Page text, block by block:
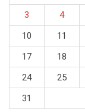
3
4
10
11
17
18
24
25
31